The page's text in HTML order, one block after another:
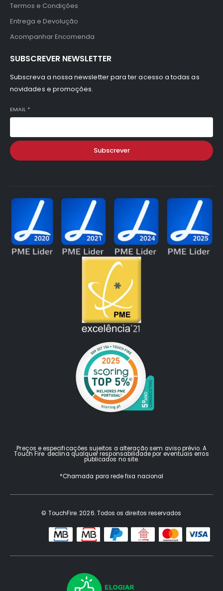
Termos e Condições
Entrega e Devolução
Acompanhar Encomenda
SUBSCREVER NEWSLETTER
Subscreva a nossa newsletter para ter acesso a todas as
novidades e promoções.
EMAIL *
Subscrever
Preços e especificações sujeitos a alteração sem aviso prévio. A
Touch Fire declina qualquer responsabilidade por eventuais erros
publicados no site.
*Chamada para rede fixa nacional
© TouchFire. 2026. Todos os direitos reservados